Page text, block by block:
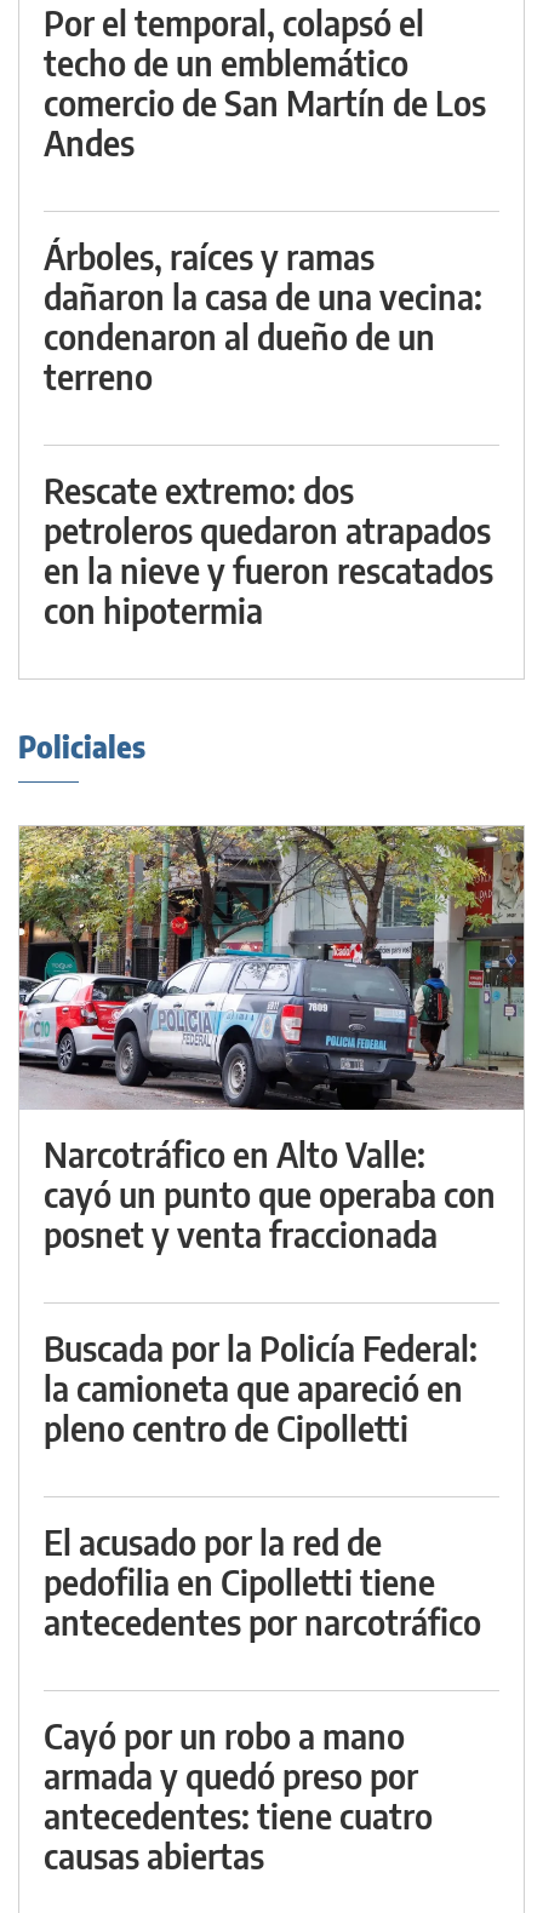
Por el temporal, colapsó el
techo de un emblemático
comercio de San Martín de Los
Andes
Árboles, raíces y ramas
dañaron la casa de una vecina:
condenaron al dueño de un
terreno
Rescate extremo: dos
petroleros quedaron atrapados
en la nieve y fueron rescatados
con hipotermia
Policiales
Narcotráfico en Alto Valle:
cayó un punto que operaba con
posnet y venta fraccionada
Buscada por la Policía Federal:
la camioneta que apareció en
pleno centro de Cipolletti
El acusado por la red de
pedofilia en Cipolletti tiene
antecedentes por narcotráfico
Cayó por un robo a mano
armada y quedó preso por
antecedentes: tiene cuatro
causas abiertas